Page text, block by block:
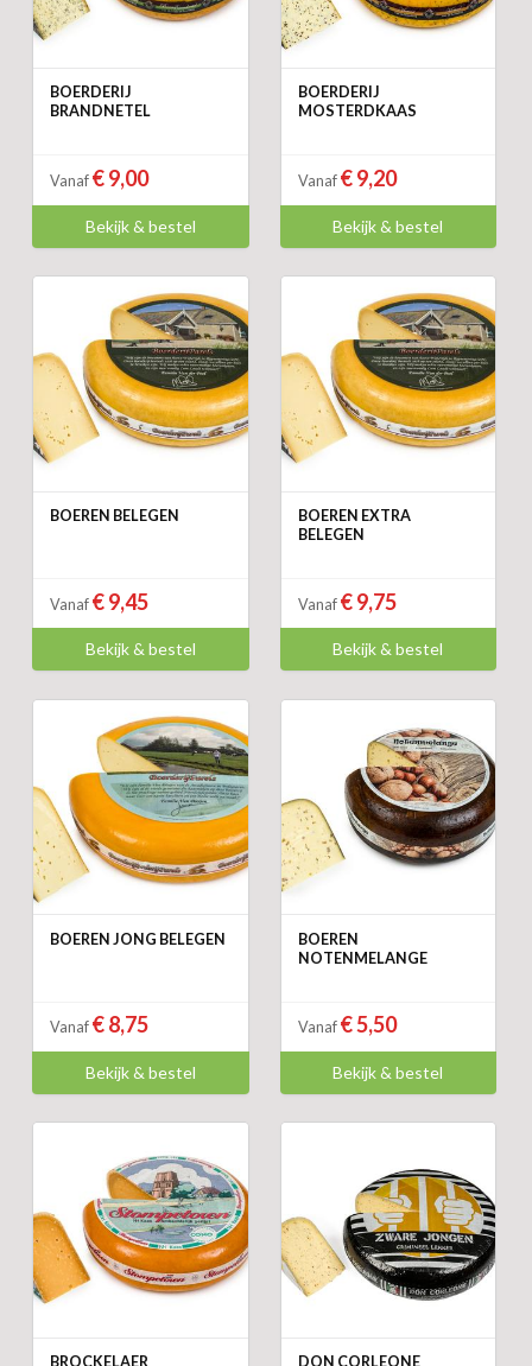
BOERDERIJ
BRANDNETEL
Vanaf € 9,00
Bekijk & bestel
BOERDERIJ
MOSTERDKAAS
Vanaf € 9,20
Bekijk & bestel
BOEREN BELEGEN
Vanaf € 9,45
Bekijk & bestel
BOEREN EXTRA
BELEGEN
Vanaf € 9,75
Bekijk & bestel
BOEREN JONG BELEGEN
Vanaf € 8,75
Bekijk & bestel
BOEREN
NOTENMELANGE
Vanaf € 5,50
Bekijk & bestel
BROCKELAER DON CORLEONE